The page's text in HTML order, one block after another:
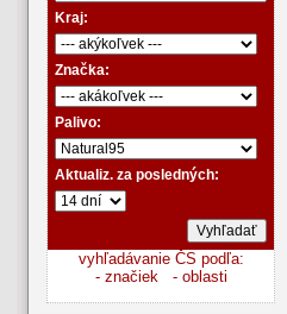
Kraj:
Značka:
Palivo:
Aktualiz. za posledných:
vyhľadávanie ČS podľa:
- značiek
- oblasti